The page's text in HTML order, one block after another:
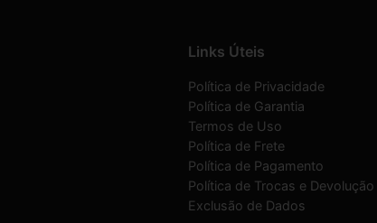
Links Úteis
Política de Privacidade
Política de Garantia
Termos de Uso
Política de Frete
Política de Pagamento
Política de Trocas e Devolução
Exclusão de Dados